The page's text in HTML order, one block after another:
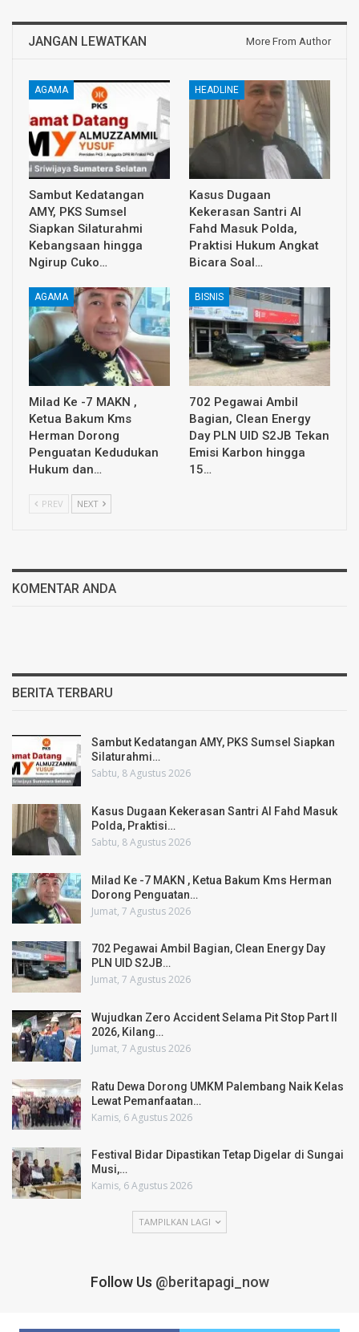
JANGAN LEWATKAN More From Author
AGAMA
Sambut Kedatangan
AMY, PKS Sumsel
Siapkan Silaturahmi
Kebangsaan hingga
Ngirup Cuko…
HEADLINE
Kasus Dugaan
Kekerasan Santri Al
Fahd Masuk Polda,
Praktisi Hukum Angkat
Bicara Soal…
AGAMA
Milad Ke -7 MAKN ,
Ketua Bakum Kms
Herman Dorong
Penguatan Kedudukan
Hukum dan…
BISNIS
702 Pegawai Ambil
Bagian, Clean Energy
Day PLN UID S2JB Tekan
Emisi Karbon hingga
15…
PREV NEXT
KOMENTAR ANDA
BERITA TERBARU
Sambut Kedatangan AMY, PKS Sumsel Siapkan
Silaturahmi…
Sabtu, 8 Agustus 2026
Kasus Dugaan Kekerasan Santri Al Fahd Masuk
Polda, Praktisi…
Sabtu, 8 Agustus 2026
Milad Ke -7 MAKN , Ketua Bakum Kms Herman
Dorong Penguatan…
Jumat, 7 Agustus 2026
702 Pegawai Ambil Bagian, Clean Energy Day
PLN UID S2JB…
Jumat, 7 Agustus 2026
Wujudkan Zero Accident Selama Pit Stop Part II
2026, Kilang…
Jumat, 7 Agustus 2026
Ratu Dewa Dorong UMKM Palembang Naik Kelas
Lewat Pemanfaatan…
Kamis, 6 Agustus 2026
Festival Bidar Dipastikan Tetap Digelar di Sungai
Musi,…
Kamis, 6 Agustus 2026
TAMPILKAN LAGI
Follow Us @beritapagi_now